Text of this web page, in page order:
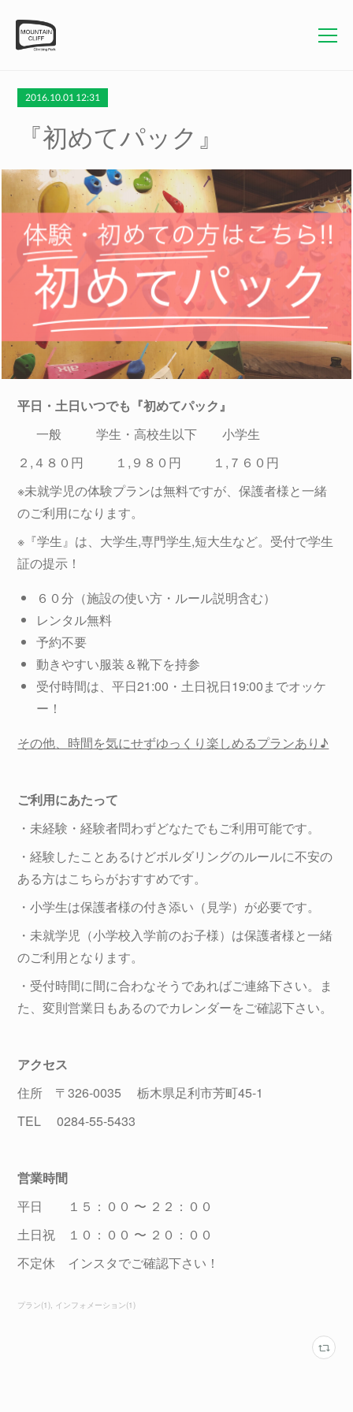
2016.10.01 12:31
『初めてパック』
平日・土日いつでも『初めてパック』
一般 学生・高校生以下 小学生
２,４８０円 １,９８０円 １,７６０円
※未就学児の体験プランは無料ですが、保護者様と一緒
のご利用になります。
※『学生』は、大学生,専門学生,短大生など。受付で学生
証の提示！
６０分（施設の使い方・ルール説明含む）
レンタル無料
予約不要
動きやすい服装＆靴下を持参
受付時間は、平日21:00・土日祝日19:00までオッケ
ー！
その他、時間を気にせずゆっくり楽しめるプランあり♪
ご利用にあたって
・未経験・経験者問わずどなたでもご利用可能です。
・経験したことあるけどボルダリングのルールに不安の
ある方はこちらがおすすめです。
・小学生は保護者様の付き添い（見学）が必要です。
・未就学児（小学校入学前のお子様）は保護者様と一緒
のご利用となります。
・受付時間に間に合わなそうであればご連絡下さい。ま
た、変則営業日もあるのでカレンダーをご確認下さい。
アクセス
住所 〒326-0035 栃木県足利市芳町45-1
TEL 0284-55-5433
営業時間
平日 １５：００ 〜 ２２：００
土日祝 １０：００ 〜 ２０：００
不定休 インスタでご確認下さい！
プラン(1) インフォメーション(1)